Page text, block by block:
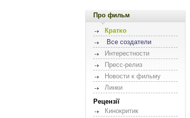
Про фильм
Кратко
Все создатели
Интерестности
Пресс-релиз
Новости к фильму
Линки
Рецензії
Кинокритик